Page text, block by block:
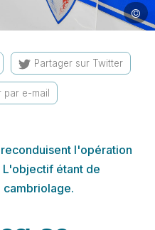
Image
©
Partager sur Twitter
par e-mail
l'opération
étant de